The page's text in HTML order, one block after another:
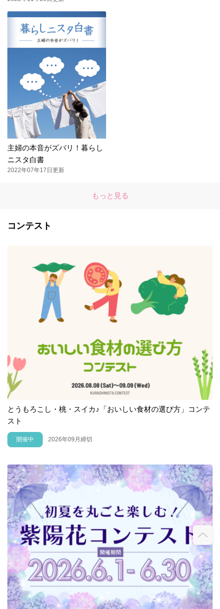
主婦の本音がズバリ！暮らし
ニスタ白書
2022年07年17日更新
もっと見る
コンテスト
とうもろこし・桃・スイカ♪「おいしい食材の選び方」コンテ
スト
開催中 2026年09月締切